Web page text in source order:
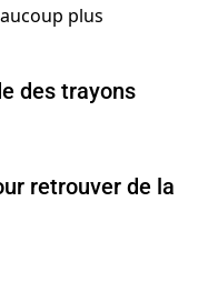
des trayons
retrouver de la